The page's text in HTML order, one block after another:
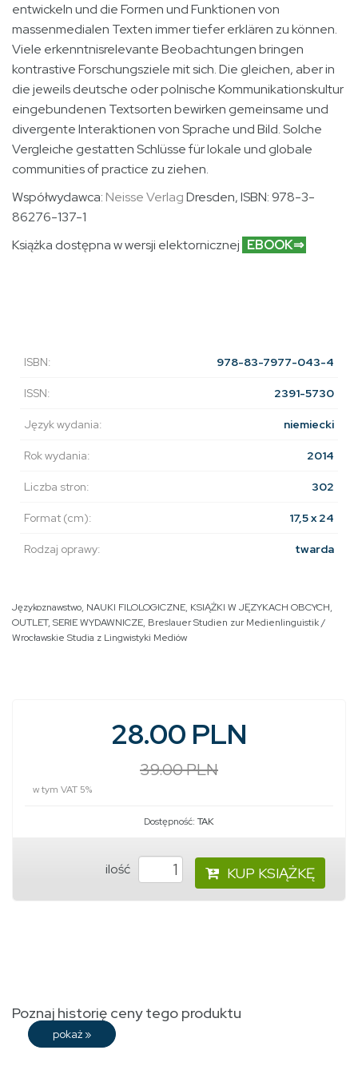
entwickeln und die Formen und Funktionen von
massenmedialen Texten immer tiefer erklären zu können.
Viele erkenntnisrelevante Beobachtungen bringen
kontrastive Forschungsziele mit sich. Die gleichen, aber in
die jeweils deutsche oder polnische Kommunikationskultur
eingebundenen Textsorten bewirken gemeinsame und
divergente Interaktionen von Sprache und Bild. Solche
Vergleiche gestatten Schlüsse für lokale und globale
communities of practice zu ziehen.
Współwydawca: Neisse VerlagDresden, ISBN: 978-3-
86276-137-1
Książka dostępna w wersji elektornicznej EBOOK⇒
ISBN: 978-83-7977-043-4
ISSN: 2391-5730
Język wydania: niemiecki
Rok wydania: 2014
Liczba stron: 302
Format (cm): 17,5 x 24
Rodzaj oprawy: twarda
Językoznawstwo, NAUKI FILOLOGICZNE, KSIĄŻKI W JĘZYKACH OBCYCH,
OUTLET, SERIE WYDAWNICZE, Breslauer Studien zur Medienlinguistik /
Wrocławskie Studia z Lingwistyki Mediów
28.00 PLN
39.00 PLN
w tym VAT 5%
Dostępność: TAK
ilość KUP KSIĄŻKĘ
Poznaj historię ceny tego produktu
pokaż »